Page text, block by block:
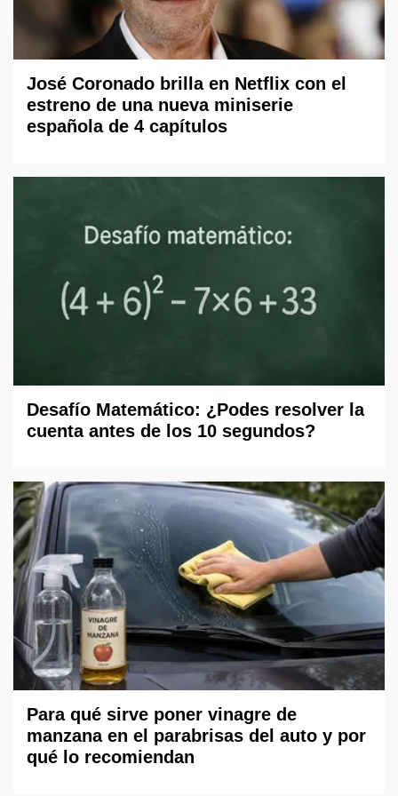
José Coronado brilla en Netflix con el
estreno de una nueva miniserie
española de 4 capítulos
Desafío Matemático: ¿Podes resolver la
cuenta antes de los 10 segundos?
Para qué sirve poner vinagre de
manzana en el parabrisas del auto y por
qué lo recomiendan